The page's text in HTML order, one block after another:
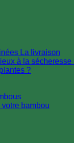
La livraison
à la sécheresse
?
bambou